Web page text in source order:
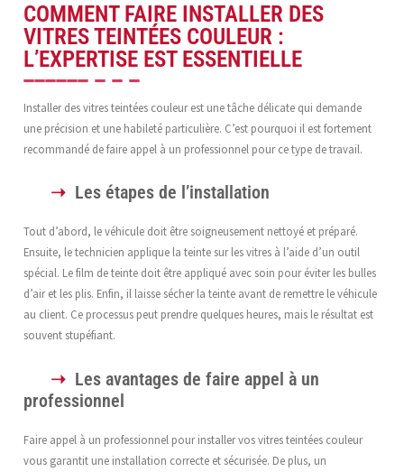
COMMENT FAIRE INSTALLER DES
VITRES TEINTÉES COULEUR :
L’EXPERTISE EST ESSENTIELLE
Installer des vitres teintées couleur est une tâche délicate qui demande
une précision et une habileté particulière. C’est pourquoi il est fortement
recommandé de faire appel à un professionnel pour ce type de travail.
Les étapes de l’installation
Tout d’abord, le véhicule doit être soigneusement nettoyé et préparé.
Ensuite, le technicien applique la teinte sur les vitres à l’aide d’un outil
spécial. Le film de teinte doit être appliqué avec soin pour éviter les bulles
d’air et les plis. Enfin, il laisse sécher la teinte avant de remettre le véhicule
au client. Ce processus peut prendre quelques heures, mais le résultat est
souvent stupéfiant.
Les avantages de faire appel à un
professionnel
Faire appel à un professionnel pour installer vos vitres teintées couleur
vous garantit une installation correcte et sécurisée. De plus, un